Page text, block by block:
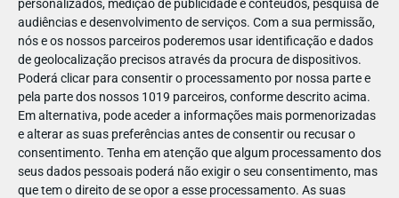
personalizados, medição de publicidade e conteúdos, pesquisa de
audiências e desenvolvimento de serviços. Com a sua permissão,
nós e os nossos parceiros poderemos usar identificação e dados
de geolocalização precisos através da procura de dispositivos.
Poderá clicar para consentir o processamento por nossa parte e
pela parte dos nossos 1019 parceiros, conforme descrito acima.
Em alternativa, pode aceder a informações mais pormenorizadas
e alterar as suas preferências antes de consentir ou recusar o
consentimento. Tenha em atenção que algum processamento dos
seus dados pessoais poderá não exigir o seu consentimento, mas
que tem o direito de se opor a esse processamento. As suas
11
122966